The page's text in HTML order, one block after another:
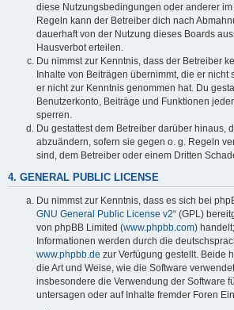
diese Nutzungsbedingungen oder anderer
Regeln kann der Betreiber dich nach
dauerhaft von der Nutzung dieses Boards
Hausverbot erteilen.
Du nimmst zur Kenntnis, dass der Betreiber
Inhalte von Beiträgen übernimmt, die er nicht
er nicht zur Kenntnis genommen hat. Du
Benutzerkonto, Beiträge und Funktionen
sperren.
Du gestattest dem Betreiber darüber hinaus,
abzuändern, sofern sie gegen o. g. Regeln
sind, dem Betreiber oder einem Dritten
4. GENERAL PUBLIC LICENSE
Du nimmst zur Kenntnis, dass es sich bei
GNU General Public License v2“ (GPL)
von phpBB Limited (www.phpbb.com)
Informationen werden durch die
www.phpbb.de zur Verfügung gestellt. Beide
die Art und Weise, wie die Software
insbesondere die Verwendung der Software
untersagen oder auf Inhalte fremder Foren